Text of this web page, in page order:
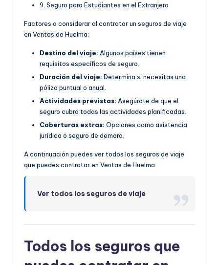
9. Seguro para Estudiantes en el Extranjero
Factores a considerar al contratar un seguros de viaje
en Ventas de Huelma:
Destino del viaje: Algunos países tienen
requisitos específicos de seguro.
Duración del viaje: Determina si necesitas una
póliza puntual o anual.
Actividades previstas: Asegúrate de que el
seguro cubra todas las actividades planificadas.
Coberturas extras: Opciones como asistencia
jurídica o seguro de demora.
A continuación puedes ver todos los seguros de viaje
que puedes contratar en Ventas de Huelma:
Ver todos los seguros de viaje
Todos los seguros que